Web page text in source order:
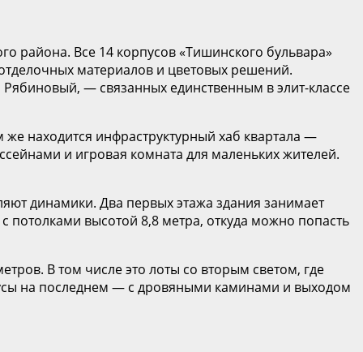
района. Все 14 корпусов «Тишинского бульвара»
материалов и цветовых решений.
— связанных единственным в элит-классе
находится инфраструктурный хаб квартала —
и игровая комната для маленьких жителей.
динамики. Два первых этажа здания занимает
потолками высотой 8,8 метра, откуда можно попасть
В том числе это лоты со вторым светом, где
на последнем — с дровяными каминами и выходом